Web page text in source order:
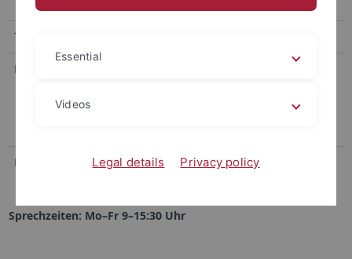
Telefon:
E-Mail:
karolin.mattes
Fax: +49 (0) 7071 29 4216
Sprechzeiten: Mo–Fr 9–15:30 Uhr
Essential
Videos
Legal details Privacy policy